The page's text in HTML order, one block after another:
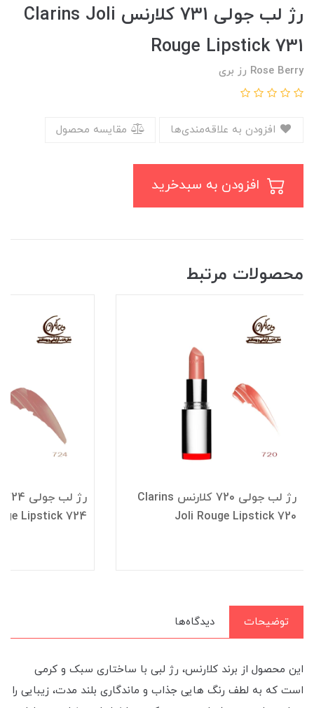
رژ لب جولی 731 کلارنس Clarins Joli
Rouge Lipstick 731
Rose Berry رز بری
مقایسه محصول
محصولات مرتبط
رژ لب جولی 720 کلارنس Clarins
Joli Rouge Lipstick 720
Lipstick 724
توضیحات دیدگاه‌ها
این محصول از برند کلارنس، رژ لبی با ساختاری سبک و کرمی
است که به لطف رنگ هایی جذاب و ماندگاری بلند مدت، زیبایی را